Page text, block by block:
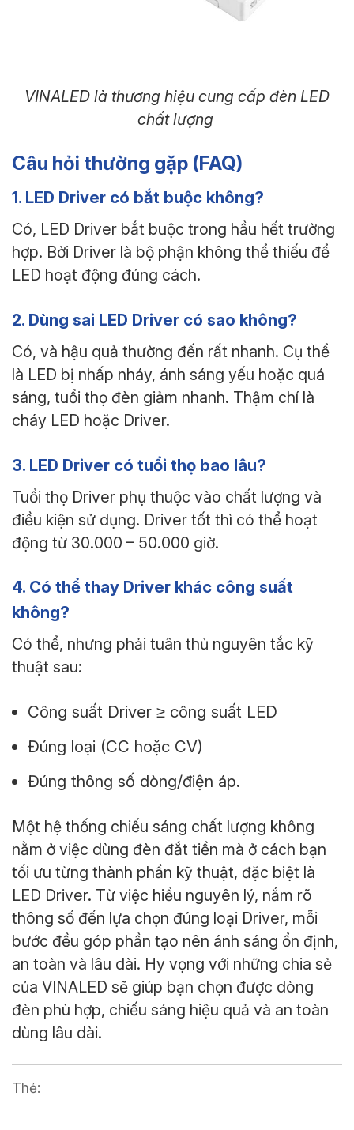
VINALED là thương hiệu cung cấp đèn LED
chất lượng
Câu hỏi thường gặp (FAQ)
1. LED Driver có bắt buộc không?
Có, LED Driver bắt buộc trong hầu hết trường
hợp. Bởi Driver là bộ phận không thể thiếu để
LED hoạt động đúng cách.
2. Dùng sai LED Driver có sao không?
Có, và hậu quả thường đến rất nhanh. Cụ thể
là LED bị nhấp nháy, ánh sáng yếu hoặc quá
sáng, tuổi thọ đèn giảm nhanh. Thậm chí là
cháy LED hoặc Driver.
3. LED Driver có tuổi thọ bao lâu?
Tuổi thọ Driver phụ thuộc vào chất lượng và
điều kiện sử dụng. Driver tốt thì có thể hoạt
động từ 30.000 – 50.000 giờ.
4. Có thể thay Driver khác công suất
không?
Có thể, nhưng phải tuân thủ nguyên tắc kỹ
thuật sau:
Công suất Driver ≥ công suất LED
Đúng loại (CC hoặc CV)
Đúng thông số dòng/điện áp.
Một hệ thống chiếu sáng chất lượng không
nằm ở việc dùng đèn đắt tiền mà ở cách bạn
tối ưu từng thành phần kỹ thuật, đặc biệt là
LED Driver. Từ việc hiểu nguyên lý, nắm rõ
thông số đến lựa chọn đúng loại Driver, mỗi
bước đều góp phần tạo nên ánh sáng ổn định,
an toàn và lâu dài. Hy vọng với những chia sẻ
của VINALED sẽ giúp bạn chọn được dòng
đèn phù hợp, chiếu sáng hiệu quả và an toàn
dùng lâu dài.
Thẻ: